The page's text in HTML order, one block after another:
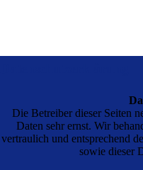
Die Betreiber dieser Seiten
Daten sehr ernst. Wir
vertraulich und entsprechend
sowie dieser